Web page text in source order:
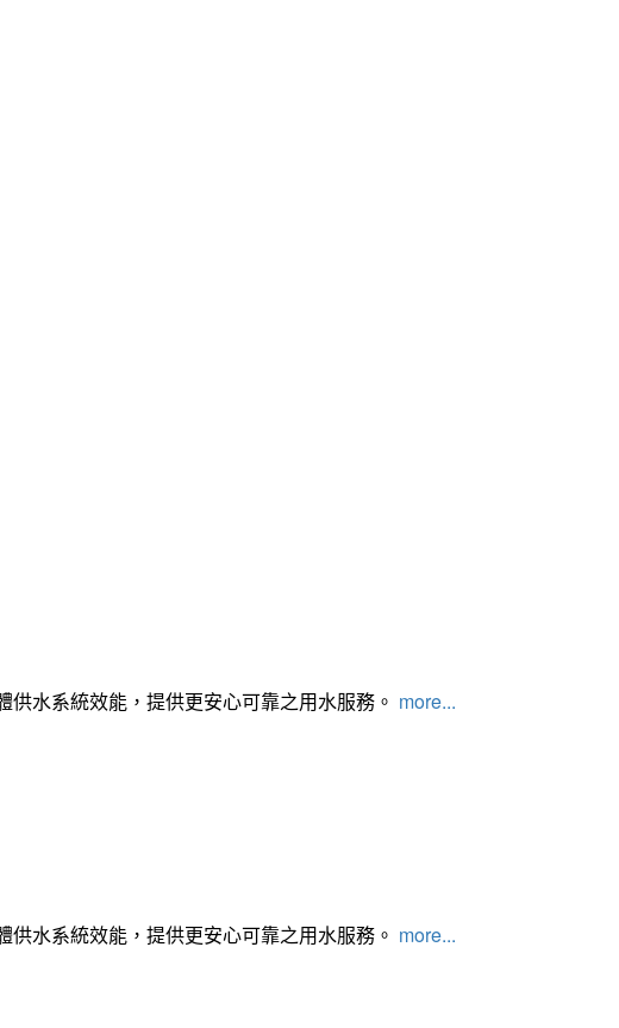
水系統效能，提供更安心可靠之用水服務。 more...
水系統效能，提供更安心可靠之用水服務。 more...